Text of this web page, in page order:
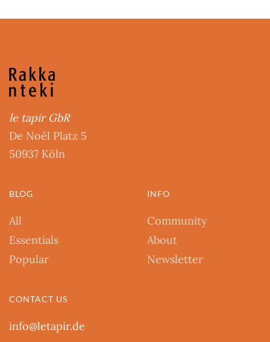
le tapir GbR
De Noël Platz 5
50937 Köln
BLOG
All
Essentials
Popular
INFO
Community
About
Newsletter
CONTACT US
info@letapir.de